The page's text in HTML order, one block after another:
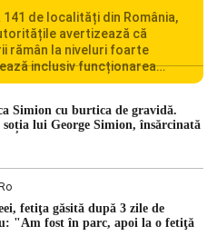
de localități din România,
avertizează că
rămân la niveluri foarte
inclusiv funcționarea
România se confruntă
din punct de vedere
[…]
Simion cu burtica de gravidă.
lui George Simion, însărcinată
fetiţa găsită după 3 zile de
"Am fost în parc, apoi la o fetiţă